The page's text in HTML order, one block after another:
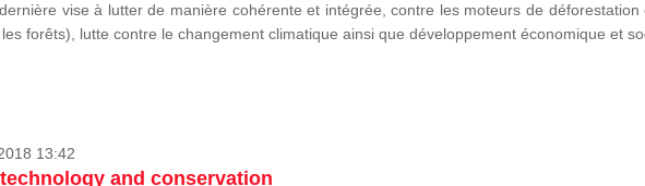
vise à lutter de manière cohérente et intégrée, contre les moteurs de
forêts), lutte contre le changement climatique ainsi que développement économique et
13:42
and conservation